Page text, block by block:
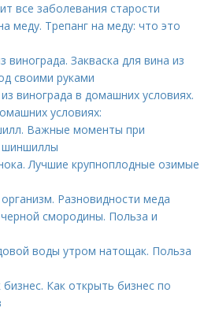
все заболевания старости
меду. Трепанг на меду: что это
винограда. Закваска для вина из
своими руками
винограда в домашних условиях.
условиях:
Важные моменты при
шиншиллы
Лучшие крупноплодные озимые
Разновидности меда
смородины. Польза и
воды утром натощак. Польза
Как открыть бизнес по